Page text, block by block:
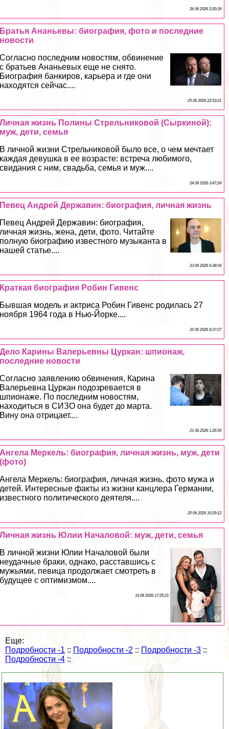
26 06 2026 2:20:39
Братья Ананьевы: биография, фото и последние
новости
Согласно последним новостям, обвинение
с братьев Ананьевых еще не снято.
Биография банкиров, карьера и где они
находятся сейчас....
25 06 2026 22:53:21
Личная жизнь Полины Стрельниковой (Сыркиной):
муж, дети, семья
В личной жизни Стрельниковой было все, о чем мечтает
каждая дeвyшка в ее возрасте: встреча любимого,
свидания с ним, свадьба, семья и муж....
24 06 2026 3:47:24
Певец Андрей Державин: биография, личная жизнь
Певец Андрей Державин: биография,
личная жизнь, жена, дети, фото. Читайте
полную биографию известного музыканта в
нашей статье....
23 06 2026 6:38:54
Краткая биография Робин Гивенс
Бывшая модель и актриса Робин Гивенс родилась 27
ноября 1964 года в Нью-Йорке....
22 06 2026 8:37:27
Дело Карины Валерьевны Цуркан: шпионаж,
последние новости
Согласно заявлению обвинения, Карина
Валерьевна Цуркан подозревается в
шпионаже. По последним новостям,
находиться в СИЗО она будет до марта.
Вину она отрицает....
21 06 2026 1:26:59
Ангела Меркель: биография, личная жизнь, муж, дети
(фото)
Ангела Меркель: биография, личная жизнь, фото мужа и
детей. Интересные факты из жизни канцлера Германии,
известного политического деятеля....
20 06 2026 16:29:12
Личная жизнь Юлии Началовой: муж, дети, семья
В личной жизни Юлии Началовой были
неудачные бpaки, однако, расставшись с
мужьями, певица продолжает смотреть в
будущее с оптимизмом....
19 06 2026 17:25:21
Еще:
Подробности -1 :: Подробности -2 :: Подробности -3 ::
Подробности -4 ::